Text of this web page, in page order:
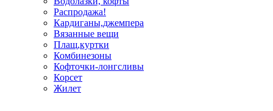
Распродажа!
Кардиганы,джемпера
Вязанные вещи
Плащ,куртки
Комбинезоны
Кофточки-лонгсливы
Корсет
Жилет